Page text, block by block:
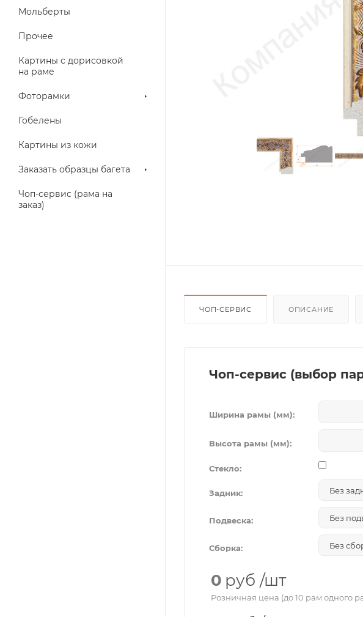
Мольберты
Прочее
Картины с дорисовкой
на раме
Фоторамки
Гобелены
Картины из кожи
Заказать образцы багета
Чоп-сервис (рама на
заказ)
ЧОП-СЕРВИС ОПИСАНИЕ
Чоп-сервис (выбор
Ширина рамы (мм):
Высота рамы (мм):
Стекло:
Задник:
Подвеска:
Сборка:
0 руб /шт
Розничная цена (до 10 рам одного